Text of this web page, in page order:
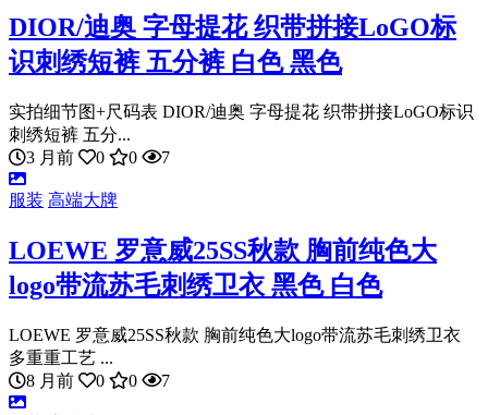
DIOR/迪奥 字母提花 织带拼接LoGO标
识刺绣短裤 五分裤 白色 黑色
实拍细节图+尺码表 DIOR/迪奥 字母提花 织带拼接LoGO标识
刺绣短裤 五分...
3 月前
0 0 7
服装 高端大牌
LOEWE 罗意威25SS秋款 胸前纯色大
logo带流苏毛刺绣卫衣 黑色 白色
LOEWE 罗意威25SS秋款 胸前纯色大logo带流苏毛刺绣卫衣
多重重工艺 ...
8 月前
0 0 7